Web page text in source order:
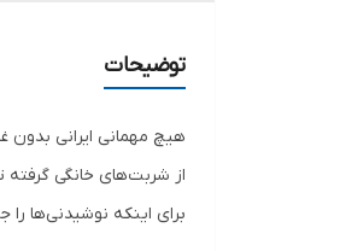
توضیحات
هیچ مهمانی ایرانی بدون
از شربت‌های خانگی
برای اینکه نوشیدنی‌ها را